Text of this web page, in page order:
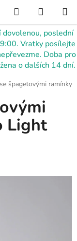
dovolenou, poslední
Vratky posílejte
Doba pro
o dalších 14 dní.
Hledat
KOŠÍK
špagetovými ramínky
Light